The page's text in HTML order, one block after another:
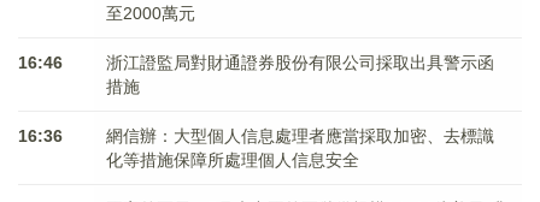
至2000萬元
16:46
浙江證監局對財通證券股份有限公司採取出具警示函
措施
16:36
網信辦：大型個人信息處理者應當採取加密、去標識
化等措施保障所處理個人信息安全